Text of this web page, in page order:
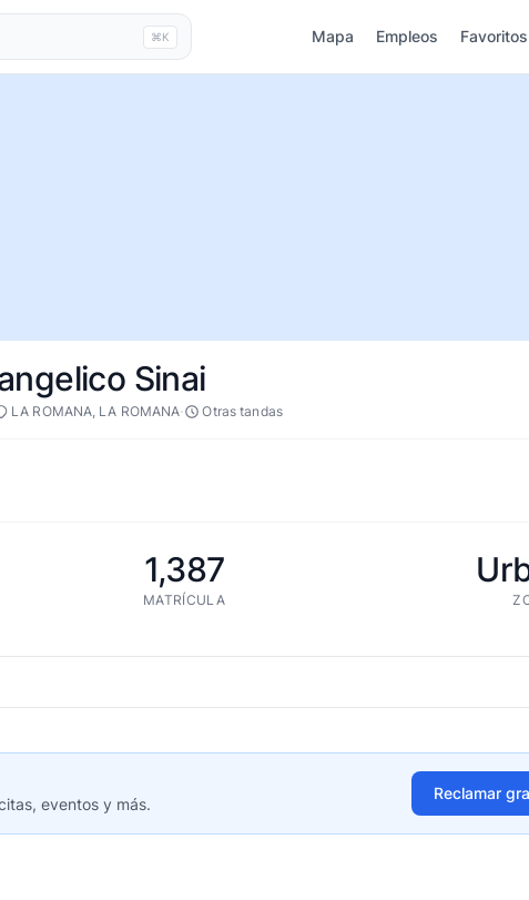
⌘K Mapa Empleos Favoritos
Sinai
LA ROMANA, LA ROMANA· Otras tandas
1,387
MATRÍCULA
eventos y más.
Reclamar